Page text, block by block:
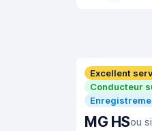
Excellent
Conducteur
MG HSou